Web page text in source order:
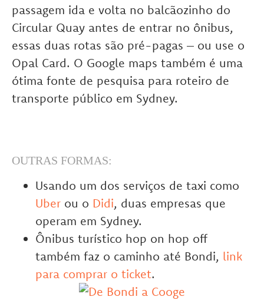
passagem ida e volta no balcãozinho do
Circular Quay antes de entrar no ônibus,
essas duas rotas são pré-pagas – ou use o
Opal Card. O Google maps também é uma
ótima fonte de pesquisa para roteiro de
transporte público em Sydney.
OUTRAS FORMAS:
Usando um dos serviços de taxi como
Uber ou o Didi, duas empresas que
operam em Sydney.
Ônibus turístico hop on hop off
também faz o caminho até Bondi, link
para comprar o ticket.